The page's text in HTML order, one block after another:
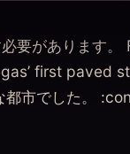
要があります
first paved
市でした。